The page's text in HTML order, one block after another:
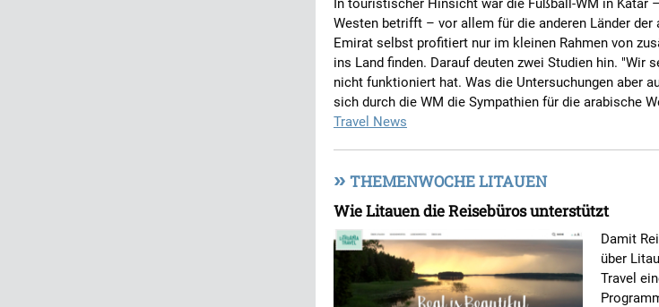
In touristischer Hinsicht war die Fußball-WM in Katar
Westen betrifft – vor allem für die anderen Länder der
Emirat selbst profitiert nur im kleinen Rahmen von
ins Land finden. Darauf deuten zwei Studien hin. "Wir
nicht funktioniert hat. Was die Untersuchungen aber
sich durch die WM die Sympathien für die arabische
Travel News
» THEMENWOCHE LITAUEN
Wie Litauen die Reisebüros unterstützt
Damit
über
Travel